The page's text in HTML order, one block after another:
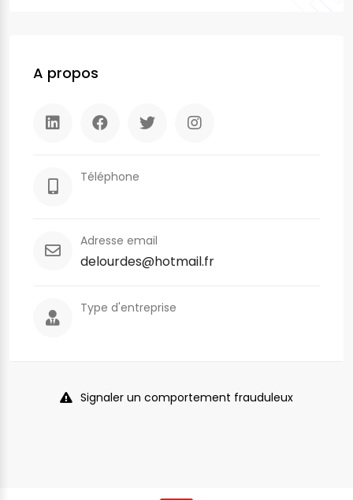
A propos
Téléphone
Adresse email
delourdes@hotmail.fr
Type d'entreprise
Signaler un comportement frauduleux